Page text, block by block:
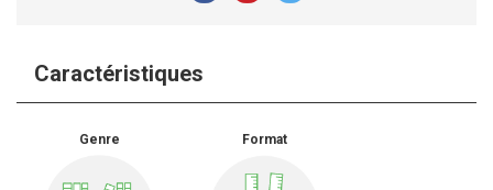
Caractéristiques
Genre Format